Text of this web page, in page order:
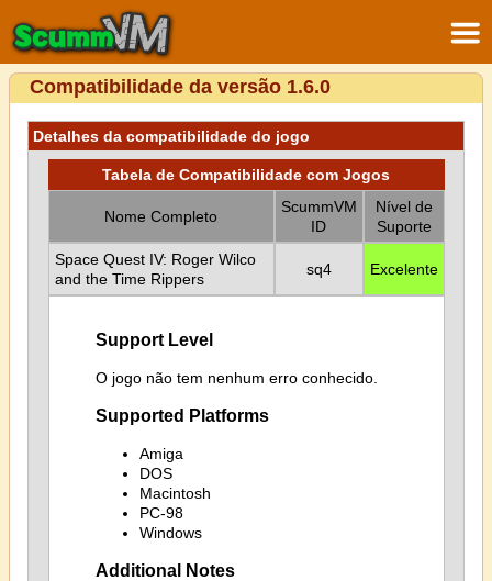
Compatibilidade da versão 1.6.0
Detalhes da compatibilidade do jogo
Tabela de Compatibilidade com Jogos
Nome Completo
ScummVM
ID
Nível de
Suporte
Space Quest IV: Roger Wilco
and the Time Rippers
sq4 Excelente
Support Level
O jogo não tem nenhum erro conhecido.
Supported Platforms
Amiga
DOS
Macintosh
PC-98
Windows
Additional Notes